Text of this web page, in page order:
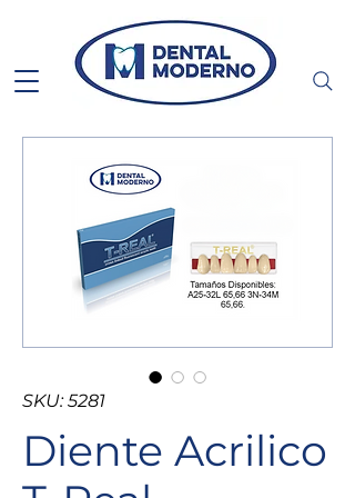
SKU: 5281
Diente Acrilico